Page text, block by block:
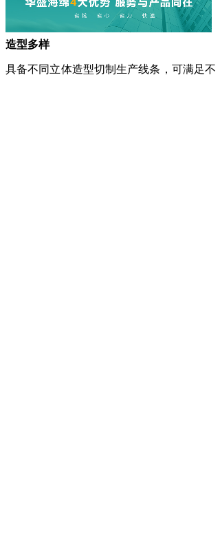
造型多样
具备不同立体造型切制生产线条，可满足不